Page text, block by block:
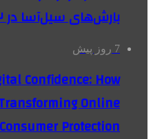
بارش‌های سیل‌آسا در ۳ استان
7 روز پیش
Confidence: How
Online
Protection